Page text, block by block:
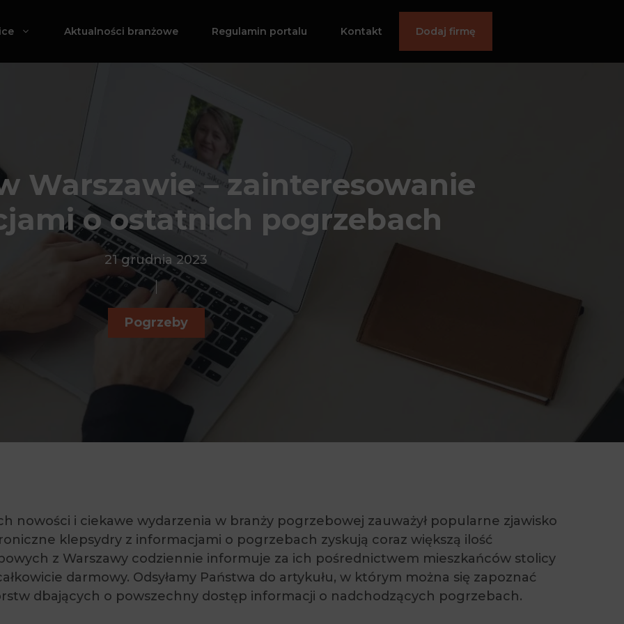
Aktualności branżowe Regulamin portalu Kontakt Dodaj firmę
Warszawie – zainteresowanie
o ostatnich pogrzebach
21 grudnia 2023
Pogrzeby
nowości i ciekawe wydarzenia w branży pogrzebowej zauważył popularne zjawisko
klepsydry z informacjami o pogrzebach zyskują coraz większą ilość
z Warszawy codziennie informuje za ich pośrednictwem mieszkańców stolicy
darmowy. Odsyłamy Państwa do artykułu, w którym można się zapoznać
dbających o powszechny dostęp informacji o nadchodzących pogrzebach.